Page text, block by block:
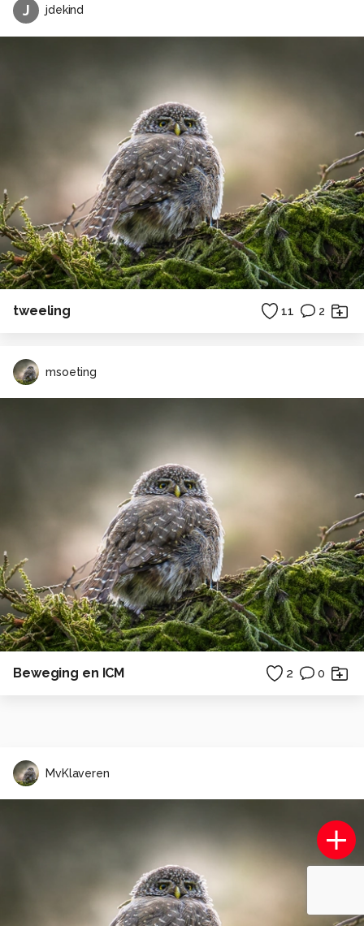
J jdekind
tweeling 11 2
msoeting
Beweging en ICM 2 0
MvKlaveren